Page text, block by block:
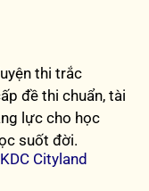
thi trắc
đề thi chuẩn, tài
lực cho học
suốt đời.
Cityland